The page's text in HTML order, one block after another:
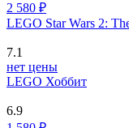
2 580 ₽
LEGO Star Wars 2:
7.1
нет цены
LEGO Хоббит
6.9